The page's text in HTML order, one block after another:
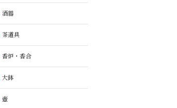
酒器
茶道具
香炉・香合
大鉢
壺